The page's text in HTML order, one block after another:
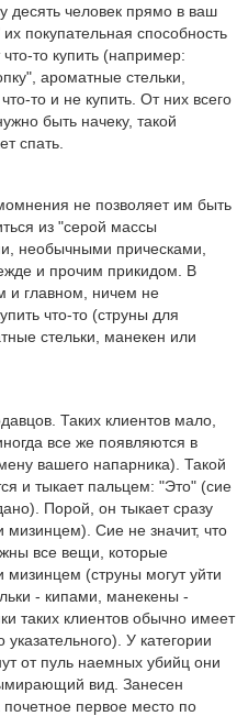
десять человек прямо в ваш
покупательная способность
то купить (например:
ароматные стельки,
то и не купить. От них всего
быть начеку, такой
спать.
не позволяет им быть
из "серой массы
необычными прическами,
и прочим прикидом. В
и главном, ничем не
что-то (струны для
стельки, манекен или
Таких клиентов мало,
все же появляются в
вашего напарника). Такой
и тыкает пальцем: "Это" (сие
Порой, он тыкает сразу
Сие не значит, что
все вещи, которые
мизинцем (струны могут уйти
- кипами, манекены -
таких клиентов обычно имеет
У категории
от пуль наемных убийц они
вид. Занесен
первое место по